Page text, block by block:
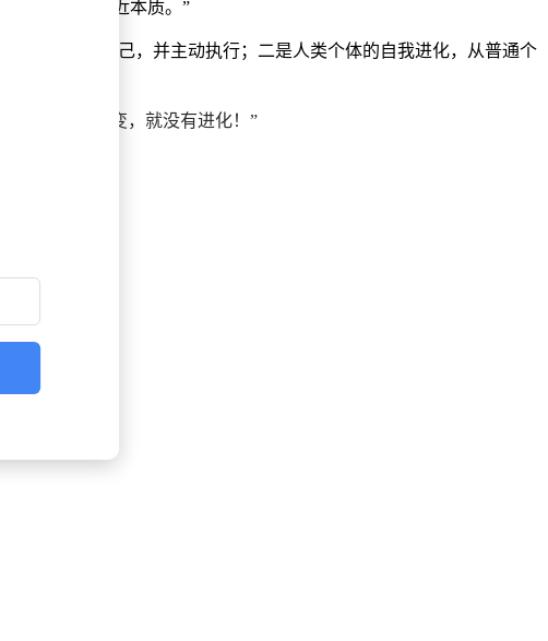
价值，也更接近本质。”
营养来提升自己，并主动执行；二是人类个体的自我进化，从普通个
组织。
变！没有改变，就没有进化！”